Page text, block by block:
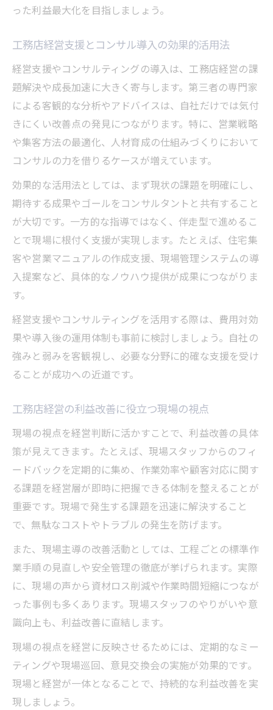
った利益最大化を目指しましょう。
工務店経営支援とコンサル導入の効果的活用法
経営支援やコンサルティングの導入は、工務店経営の課
題解決や成長加速に大きく寄与します。第三者の専門家
による客観的な分析やアドバイスは、自社だけでは気付
きにくい改善点の発見につながります。特に、営業戦略
や集客方法の最適化、人材育成の仕組みづくりにおいて
コンサルの力を借りるケースが増えています。
効果的な活用法としては、まず現状の課題を明確にし、
期待する成果やゴールをコンサルタントと共有すること
が大切です。一方的な指導ではなく、伴走型で進めるこ
とで現場に根付く支援が実現します。たとえば、住宅集
客や営業マニュアルの作成支援、現場管理システムの導
入提案など、具体的なノウハウ提供が成果につながりま
す。
経営支援やコンサルティングを活用する際は、費用対効
果や導入後の運用体制も事前に検討しましょう。自社の
強みと弱みを客観視し、必要な分野に的確な支援を受け
ることが成功への近道です。
工務店経営の利益改善に役立つ現場の視点
現場の視点を経営判断に活かすことで、利益改善の具体
策が見えてきます。たとえば、現場スタッフからのフィ
ードバックを定期的に集め、作業効率や顧客対応に関す
る課題を経営層が即時に把握できる体制を整えることが
重要です。現場で発生する課題を迅速に解決すること
で、無駄なコストやトラブルの発生を防げます。
また、現場主導の改善活動としては、工程ごとの標準作
業手順の見直しや安全管理の徹底が挙げられます。実際
に、現場の声から資材ロス削減や作業時間短縮につなが
った事例も多くあります。現場スタッフのやりがいや意
識向上も、利益改善に直結します。
現場の視点を経営に反映させるためには、定期的なミー
ティングや現場巡回、意見交換会の実施が効果的です。
現場と経営が一体となることで、持続的な利益改善を実
現しましょう。